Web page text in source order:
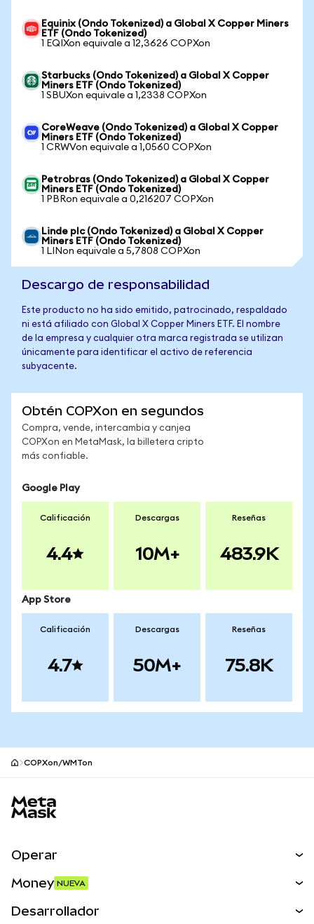
Equinix (Ondo Tokenized) a Global X Copper Miners
ETF (Ondo Tokenized)
1 EQIXon equivale a 12,3626 COPXon
Starbucks (Ondo Tokenized) a Global X Copper
Miners ETF (Ondo Tokenized)
1 SBUXon equivale a 1,2338 COPXon
CoreWeave (Ondo Tokenized) a Global X Copper
Miners ETF (Ondo Tokenized)
1 CRWVon equivale a 1,0560 COPXon
Petrobras (Ondo Tokenized) a Global X Copper
Miners ETF (Ondo Tokenized)
1 PBRon equivale a 0,216207 COPXon
Linde plc (Ondo Tokenized) a Global X Copper
Miners ETF (Ondo Tokenized)
1 LINon equivale a 5,7808 COPXon
Descargo de responsabilidad
Este producto no ha sido emitido, patrocinado, respaldado
ni está afiliado con Global X Copper Miners ETF. El nombre
de la empresa y cualquier otra marca registrada se utilizan
únicamente para identificar el activo de referencia
subyacente.
Obtén COPXon en segundos
Compra, vende, intercambia y canjea
COPXon en MetaMask, la billetera cripto
más confiable.
Google Play
Calificación
4.4
Descargas
10M+
Reseñas
483.9K
App Store
Calificación
4.7
Descargas
50M+
Reseñas
75.8K
COPXon/WMTon
Operar
Money NUEVA
Desarrollador